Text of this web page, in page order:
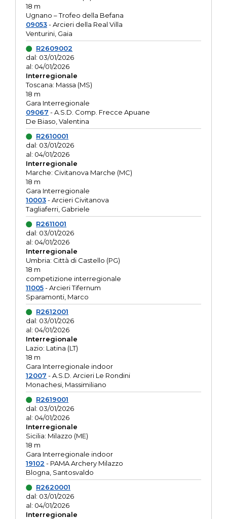
18 m
Ugnano – Trofeo della Befana
09053- Arcieri della Real Villa
Venturini, Gaia
R2609002
dal: 03/01/2026
al: 04/01/2026
Interregionale
Toscana: Massa (MS)
18 m
Gara Interregionale
09067 - A.S.D. Comp. Frecce Apuane
De Biaso, Valentina
R2610001
dal: 03/01/2026
al: 04/01/2026
Interregionale
Marche: Civitanova Marche (MC)
18 m
Gara Interregionale
10003- Arcieri Civitanova
Tagliaferri, Gabriele
R2611001
dal: 03/01/2026
al: 04/01/2026
Interregionale
Umbria: Città di Castello (PG)
18 m
competizione interregionale
11005- Arcieri Tifernum
Sparamonti, Marco
R2612001
dal: 03/01/2026
al: 04/01/2026
Interregionale
Lazio: Latina (LT)
18 m
Gara Interregionale indoor
12007 - A.S.D. Arcieri Le Rondini
Monachesi, Massimiliano
R2619001
dal: 03/01/2026
al: 04/01/2026
Interregionale
Sicilia: Milazzo (ME)
18 m
Gara Interregionale indoor
19102 - PAMA Archery Milazzo
Blogna, Santosvaldo
R2620001
dal: 03/01/2026
al: 04/01/2026
Interregionale